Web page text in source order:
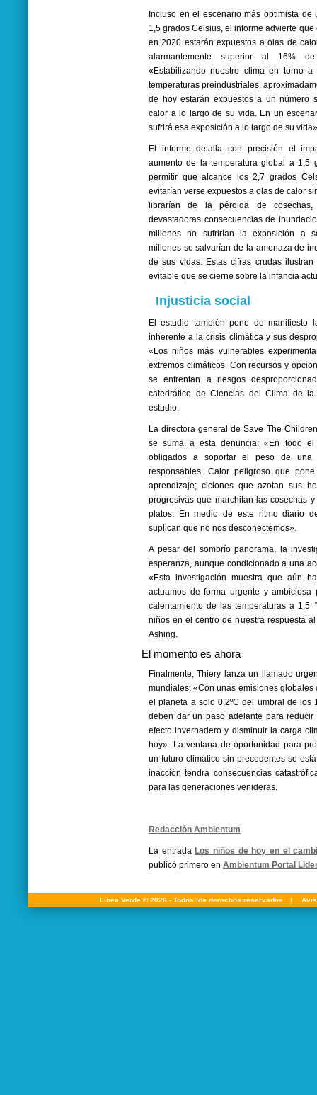
Incluso en el escenario más optimista de
1,5 grados Celsius, el informe advierte
en 2020 estarán expuestos a olas de
alarmantemente superior al 16%
«Estabilizando nuestro clima en torno
temperaturas preindustriales,
de hoy estarán expuestos a un número
calor a lo largo de su vida. En un
sufrirá esa exposición a lo largo de su
El informe detalla con precisión el
aumento de la temperatura global a 1,5
permitir que alcance los 2,7 grados
evitarían verse expuestos a olas de calor
librarían de la pérdida de
devastadoras consecuencias de
millones no sufrirían la exposición a
millones se salvarían de la amenaza de
de sus vidas. Estas cifras crudas
evitable que se cierne sobre la infancia
Injusticia social
El estudio también pone de manifiesto
inherente a la crisis climática y sus
«Los niños más vulnerables
extremos climáticos. Con recursos y
se enfrentan a riesgos
catedrático de Ciencias del Clima de
estudio.
La directora general de Save The
se suma a esta denuncia: «En todo
obligados a soportar el peso de
responsables. Calor peligroso que
aprendizaje; ciclones que azotan sus
progresivas que marchitan las cosechas
platos. En medio de este ritmo diario
suplican que no nos desconectemos».
A pesar del sombrío panorama, la
esperanza, aunque condicionado a una
«Esta investigación muestra que aún
actuamos de forma urgente y ambiciosa
calentamiento de las temperaturas a 1,5
niños en el centro de nuestra respuesta
Ashing.
El momento es ahora
Finalmente, Thiery lanza un llamado
mundiales: «Con unas emisiones globales
el planeta a solo 0,2ºC del umbral de los
deben dar un paso adelante para
efecto invernadero y disminuir la carga
hoy». La ventana de oportunidad para
un futuro climático sin precedentes se
inacción tendrá consecuencias
para las generaciones venideras.
Redacción Ambientum
La entrada Los niños de hoy en el
publicó primero en Ambientum Portal
Línea Verde ® 2026 - Todos los derechos reservados |